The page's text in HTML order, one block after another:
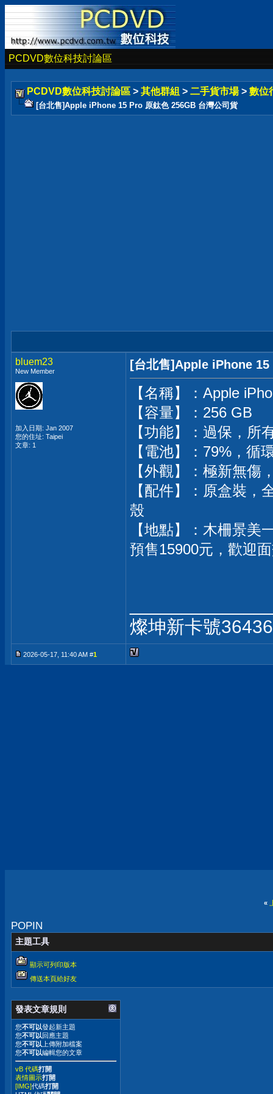
PCDVD數位科技討論區
PCDVD數位科技討論區 > 其他群組 > 二手貨市場 > 數位
[台北售]Apple iPhone 15 Pro 原鈦色 256GB 台灣公司貨
bluem23
New Member
加入日期: Jan 2007
您的住址: Taipei
文章: 1
[台北售]Apple iPhone
【名稱】：Apple
【容量】：256 GB
【功能】：過保，所
【電池】：79%，循
【外觀】：極新無傷
【配件】：原盒裝
殼
【地點】：木柵景美
預售15900元，歡迎
燦坤新卡號
2026-05-17, 11:40 AM #1
«
POPIN
主題工具
顯示可列印版本
傳送本頁給好友
發表文章規則
您不可以發起新主題
您不可以回應主題
您不可以 上傳附加檔案
您不可以編輯您的文章
vB 代碼打開
表情圖示打開
[IMG]代碼打開